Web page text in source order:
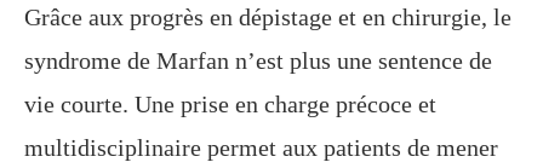
Grâce aux progrès en dépistage et en chirurgie, le
syndrome de Marfan n’est plus une sentence de
vie courte. Une prise en charge précoce et
multidisciplinaire permet aux patients de mener